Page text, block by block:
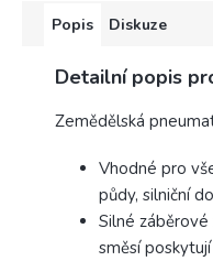
Popis Diskuze
Detailní popis
Zemědělská
Vhodné pro
půdy, silniční
Silné
směsí